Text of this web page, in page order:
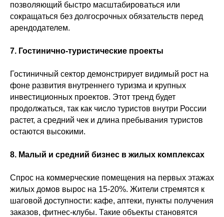
позволяющий быстро масштабироваться или
сокращаться без долгосрочных обязательств перед
арендодателем.
7. Гостинично-туристические проекты
Гостиничный сектор демонстрирует видимый рост на
фоне развития внутреннего туризма и крупных
инвестиционных проектов. Этот тренд будет
продолжаться, так как число туристов внутри России
растет, а средний чек и длина пребывания туристов
остаются высокими.
8. Малый и средний бизнес в жилых комплексах
Спрос на коммерческие помещения на первых этажах
жилых домов вырос на 15-20%. Жители стремятся к
шаговой доступности: кафе, аптеки, пункты получения
заказов, фитнес-клубы. Такие объекты становятся